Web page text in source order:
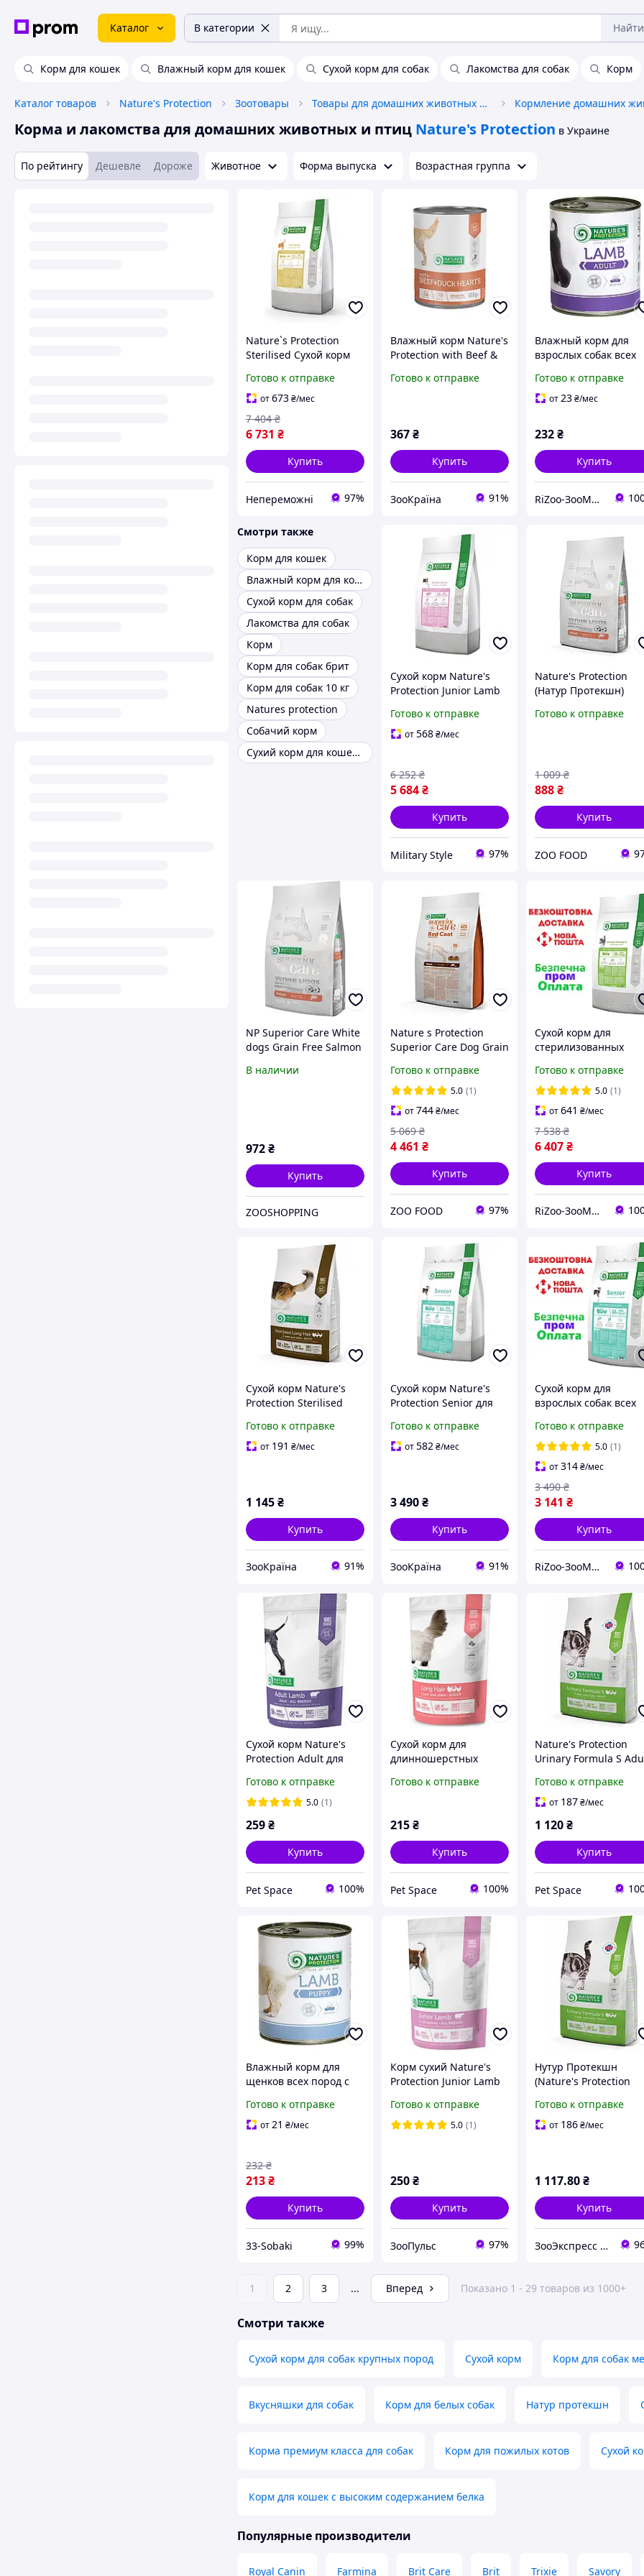
Каталог В категории Найти
Корм для кошек Влажный корм для кошек Сухой корм для собак Лакомства для собак Корм
Каталог товаров Nature's Protection Зоотовары Товары для домашних животных и птиц
Корма и лакомства для домашних животных и птиц Nature's Protection в Украине
По рейтингу Дешевле Дороже Животное Форма выпуска Возрастная группа
Nature`s Protection
Sterilised Сухой корм
кошек с птицей и
лососем, 18 кг |neper-
NPS4|
Готово к отправке
от673₴/мес
6 731 ₴
7 404 ₴
Купить
Непереможні 97%
Влажный корм Nature's
Protection with Beef &
взрослых собак всех
Готово к отправке
367₴
Купить
ЗооКраїна 91%
Влажный корм для
взрослых собак всех
Nature's Protection
Adult Lamb, 400г
Готово к отправке
от23₴/мес
232₴
Купить
RiZoo-ЗооМаркет
Смотри также
Корм для кошек
Влажный корм для кошек
Сухой корм для собак
Лакомства для собак
Корм
Корм для собак брит
Корм для собак 10 кг
Natures protection
Собачий корм
Сухий корм для кошенят
Сухой корм Nature's
Protection Junior Lamb
всех пород с ягненком
18 кг 1
Готово к отправке
от568₴/мес
5 684₴
6 252 ₴
Купить
Military Style 97%
Nature's Protection
(Натур Протекшн)
Dogs Grain Free Salmon
Готово к отправке
888₴
1 009 ₴
Купить
ZOO FOOD
NP Superior Care White
dogs Grain Free Salmon
Breeds 1.5kg сухой
В наличии
972₴
Купить
ZOOSHOPPING
Nature s Protection
Superior Care Dog Grain
Adult All Breeds сухой
беззерновой корм для
взрослых собак всех
Готово к отправке
5.0 (1)
от744₴/мес
4 461 ₴
5 069 ₴
Купить
ZOO FOOD 97%
Сухой корм для
стерилизованных
профилактики МКБ
Nature's Protection
Urinary Formula-S, 18
Готово к отправке
5.0 (1)
от641 ₴/мес
6 407₴
7 538 ₴
Купить
RiZoo-ЗооМаркет
Сухой корм Nature's
Protection Sterilised
длинношерстных
взрослых кошек после
Готово к отправке
от 191 ₴/мес
1 145₴
Купить
ЗооКраїна 91%
Сухой корм Nature's
Protection Senior для
пород с птицей 12 кг
Готово к отправке
от582₴/мес
3 490₴
Купить
ЗооКраїна 91%
Сухой корм для
взрослых собак всех
Nature's Protection
Senior All Breeds, 12 кг
Готово к отправке
5.0 (1)
от314₴/мес
3 141 ₴
3 490 ₴
Купить
RiZoo-ЗооМаркет
Сухой корм Nature's
Protection Adult для
Готово к отправке
5.0 (1)
259₴
Купить
Pet Space 100%
Сухой корм для
длинношерстных
(Nature's Protection
домашняя
Готово к отправке
215₴
Купить
Pet Space 100%
Nature's Protection
Urinary Formula S
для котів (2 кг) птиця
Готово к отправке
от 187₴/мес
1 120₴
Купить
Pet Space
Влажный корм для
щенков всех пород с
Protection Puppy Lamb
400 г
Готово к отправке
от21 ₴/мес
213₴
232 ₴
Купить
33-Sobaki 99%
Корм сухий Nature's
Protection Junior Lamb
з ягням 500 г
Готово к отправке
5.0 (1)
250₴
Купить
ЗооПульс 97%
Нутур Протекшн
(Nature's Protection
сухой диетический
корм для кошек при
Готово к отправке
от 186₴/мес
1 117.80₴
Купить
ЗооЭкспресс - корм и лакомства
1 2 3 ... Вперед Показано 1 - 29 товаров из 1000+
Смотри также
Сухой корм для собак крупных пород Сухой корм Корм для собак
Вкусняшки для собак Корм для белых собак Натур протекшн
Корма премиум класса для собак Корм для пожилых котов Сухой
Корм для кошек с высоким содержанием белка
Популярные производители
Royal Canin Farmina Brit Care Brit Trixie Savory